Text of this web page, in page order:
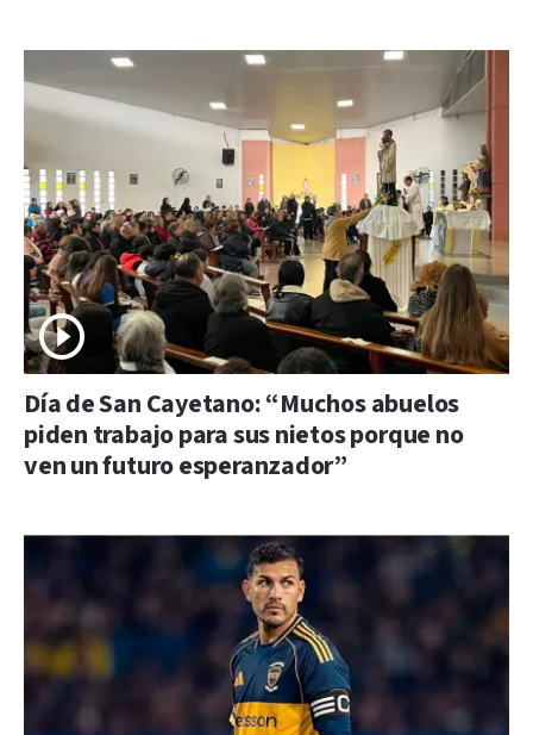
Día de San Cayetano: “Muchos abuelos
piden trabajo para sus nietos porque no
ven un futuro esperanzador”